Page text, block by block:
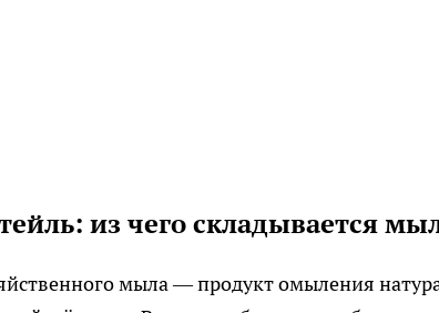
из чего складывается
мыла — продукт омыления